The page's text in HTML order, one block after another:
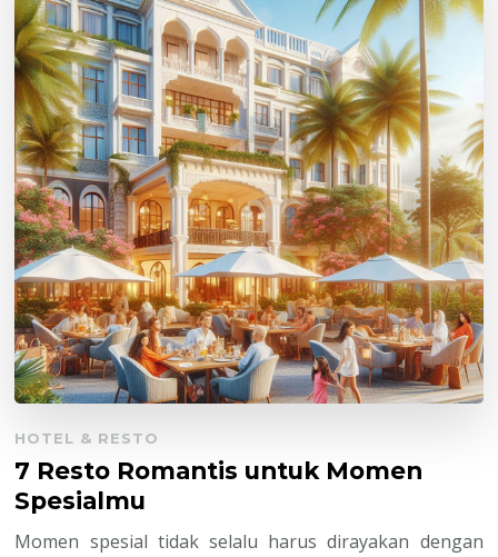
HOTEL & RESTO
7 Resto Romantis untuk Momen
Spesialmu
Momen spesial tidak selalu harus dirayakan dengan